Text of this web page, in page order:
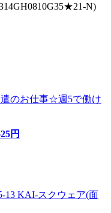
N)
遣のお仕事☆週5で働け
円
13 KAI-スクウェア(面